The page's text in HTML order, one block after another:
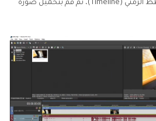
ذلك، اسحب الفيديو إلى المخطط الزمني (Timeline)، ثم قم بتحميل صورة